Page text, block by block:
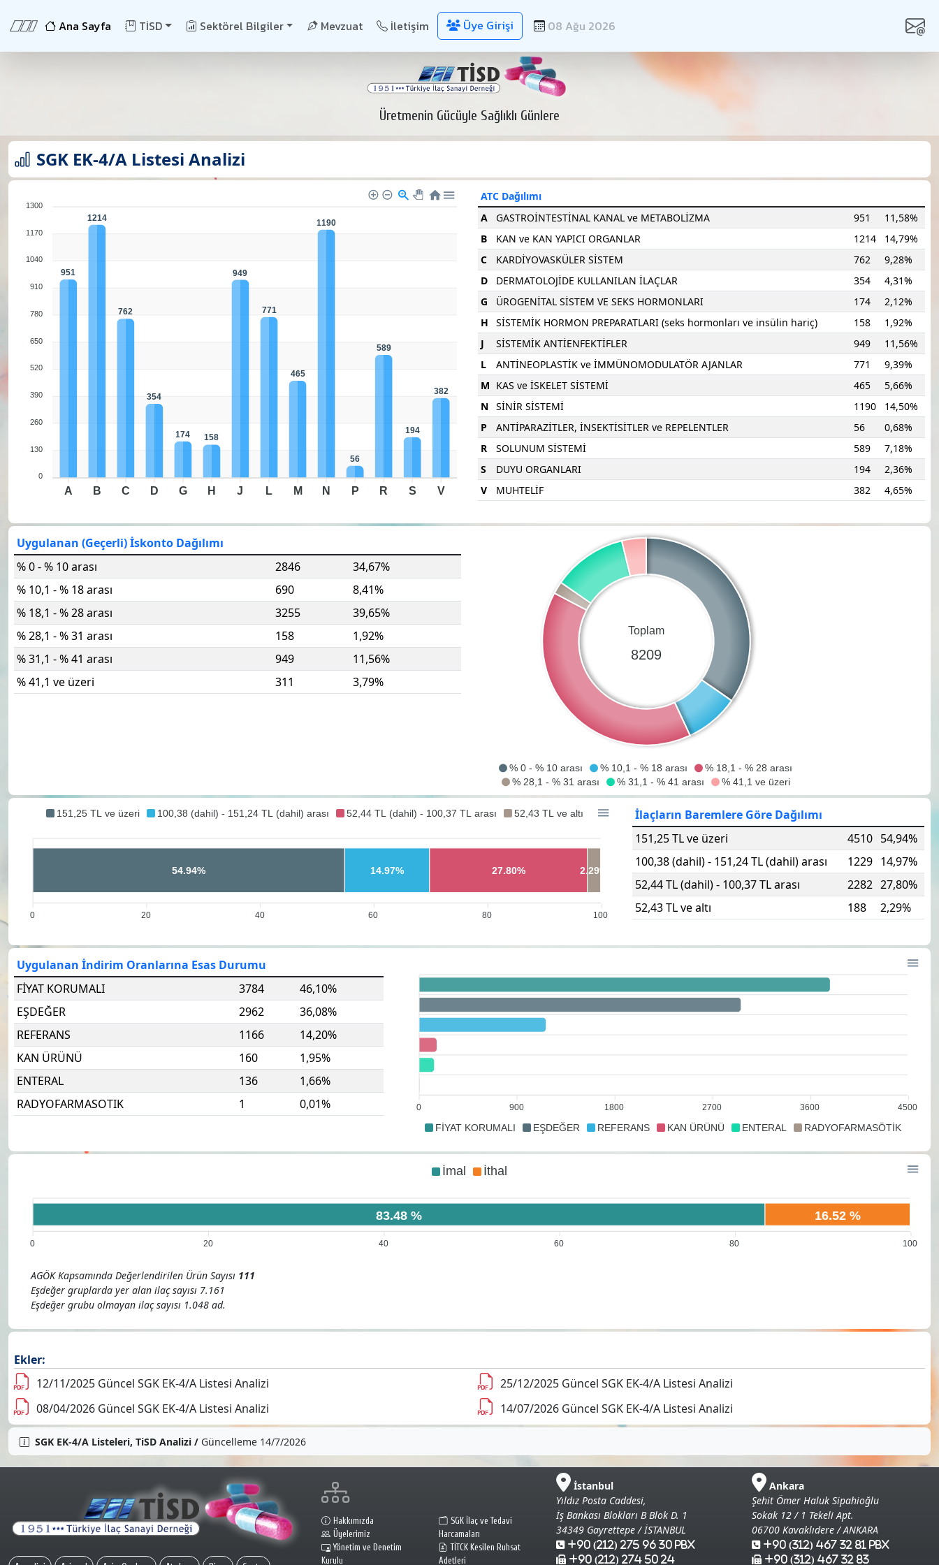
Ana Sayfa TİSD Sektörel Bilgiler Mevzuat İletişim Üye Girişi 08 Ağu 2026
Üretmenin Gücüyle Sağlıklı Günlere
SGK EK-4/A Listesi Analizi
1300
1170
1040
910
780
650
520
390
260
130
0
951
1214
762
354
174 158
949
771
465
1190
56
589
194
382
A B C D G H J L M N P R S V
ATC Dağılımı
A
GASTROİNTESTİNAL KANAL ve METABOLİZMA 951
11,58%
B
KAN ve KAN YAPICI ORGANLAR 1214
14,79%
C
KARDİYOVASKÜLER SİSTEM 762
9,28%
D
DERMATOLOJİDE KULLANILAN İLAÇLAR 354
4,31%
G
ÜROGENİTAL SİSTEM VE SEKS HORMONLARI 174
2,12%
H
SİSTEMİK HORMON PREPARATLARI (seks hormonları ve insülin hariç) 158
1,92%
J
SİSTEMİK ANTİENFEKTİFLER 949
11,56%
L
ANTİNEOPLASTİK ve İMMÜNOMODULATÖR AJANLAR 771
9,39%
M KAS ve İSKELET SİSTEMİ 465
5,66%
N SİNİR SİSTEMİ 1190
14,50%
P
ANTİPARAZİTLER, İNSEKTİSİTLER ve REPELENTLER 56
0,68%
R
SOLUNUM SİSTEMİ 589
7,18%
S
DUYU ORGANLARI 194
2,36%
V
MUHTELİF 382 4,65%
Uygulanan (Geçerli) İskonto Dağılımı
% 0 - % 10 arası
2846
34,67%
% 10,1 - % 18 arası
690
8,41%
% 18,1 - % 28 arası
3255
39,65%
% 28,1 - % 31 arası
158
1,92%
% 31,1 - % 41 arası
949
11,56%
% 41,1 ve üzeri
311 3,79%
% 0 - % 10 arası % 10,1 - % 18 arası
% 18,1 - % 28 arası
% 28,1 - % 31 arası
% 31,1 - % 41 arası % 41,1 ve üzeri
Toplam
8209
151,25 TL ve üzeri 100,38 (dahil) - 151,24 TL (dahil) arası 52,44 TL (dahil) - 100,37 TL arası 52,43 TL ve altı
54.94% 14.97% 27.80% 2.29%
100
80
60
40
20
0
İlaçların Baremlere Göre Dağılımı
151,25 TL ve üzeri
4510 54,94%
100,38 (dahil) - 151,24 TL (dahil) arası
1229 14,97%
52,44 TL (dahil) - 100,37 TL arası
2282 27,80%
52,43 TL ve altı
188 2,29%
Uygulanan İndirim Oranlarına Esas Durumu
FİYAT KORUMALI
3784
46,10%
EŞDEĞER
2962
36,08%
REFERANS
1166
14,20%
KAN ÜRÜNÜ
160
1,95%
ENTERAL
136
1,66%
RADYOFARMASOTIK
1 0,01%
FİYAT KORUMALI EŞDEĞER REFERANS KAN ÜRÜNÜ ENTERAL RADYOFARMASÖTİK
4500
3600
2700
1800
900
0
İmal İthal
83.48 % 16.52 %
100
80
60
40
20
0
AGÖK Kapsamında Değerlendirilen Ürün Sayısı 111
Eşdeğer gruplarda yer alan ilaç sayısı 7.161
Eşdeğer grubu olmayan ilaç sayısı 1.048 ad.
Ekler:
12/11/2025 Güncel SGK EK-4/A Listesi Analizi
25/12/2025 Güncel SGK EK-4/A Listesi Analizi
08/04/2026 Güncel SGK EK-4/A Listesi Analizi
14/07/2026 Güncel SGK EK-4/A Listesi Analizi
SGK EK-4/A Listeleri, TiSD Analizi / Güncelleme 14/7/2026
Hakkımızda
Üyelerimiz
Yönetim ve Denetim
Kurulu
SGK İlaç ve Tedavi
Harcamaları
TİTCK Kesilen Ruhsat
Adetleri
İstanbul
Yıldız Posta Caddesi,
İş Bankası Blokları B Blok D. 1
34349 Gayrettepe / İSTANBUL
+90 (212) 275 96 30 Pbx
+90 (212) 274 50 24
Ankara
Şehit Ömer Haluk Sipahioğlu
Sokak 12 / 1 Tekeli Apt.
06700 Kavaklıdere / ANKARA
+90 (312) 467 32 81 Pbx
+90 (312) 467 32 83